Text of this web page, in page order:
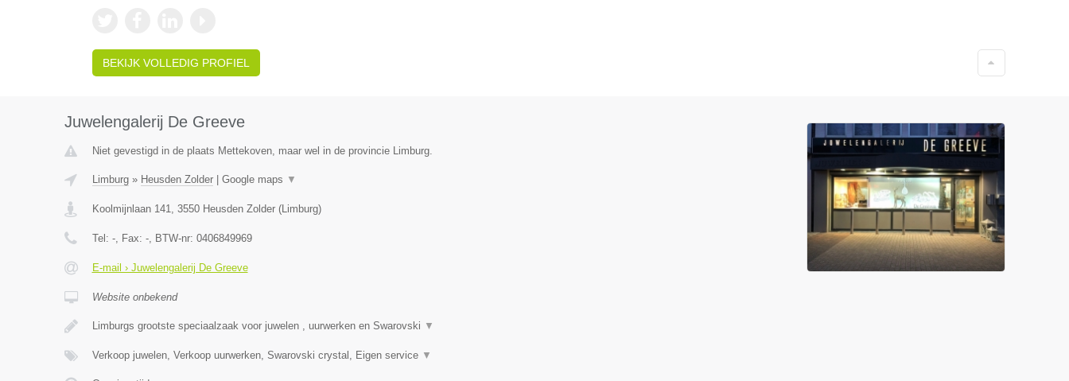
BEKIJK VOLLEDIG PROFIEL
Juwelengalerij De Greeve
Niet gevestigd in de plaats Mettekoven, maar wel in de provincie Limburg.
Limburg» Heusden Zolder| Google maps ▼
Koolmijnlaan 141, 3550 Heusden Zolder(Limburg)
Tel: -, Fax: -, BTW-nr: 0406849969
E-mail › Juwelengalerij De Greeve
Website onbekend
Limburgs grootste speciaalzaak voor juwelen , uurwerken en Swarovski ▼
Verkoop juwelen, Verkoop uurwerken, Swarovski crystal, Eigen service ▼